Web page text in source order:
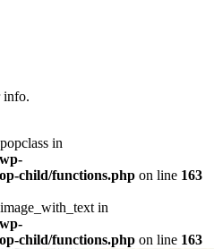
info.
in
child/functions.php on line 163
in
child/functions.php on line 163